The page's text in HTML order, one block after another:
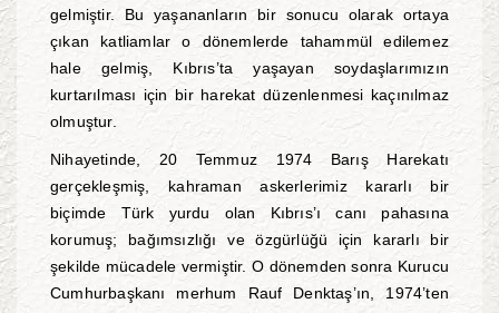
gelmiştir. Bu yaşananların bir sonucu olarak ortaya
çıkan katliamlar o dönemlerde tahammül edilemez
hale gelmiş, Kıbrıs’ta yaşayan soydaşlarımızın
kurtarılması için bir harekat düzenlenmesi kaçınılmaz
olmuştur.
Nihayetinde, 20 Temmuz 1974 Barış Harekatı
gerçekleşmiş, kahraman askerlerimiz kararlı bir
biçimde Türk yurdu olan Kıbrıs’ı canı pahasına
korumuş; bağımsızlığı ve özgürlüğü için kararlı bir
şekilde mücadele vermiştir. O dönemden sonra Kurucu
Cumhurbaşkanı merhum Rauf Denktaş’ın, 1974’ten